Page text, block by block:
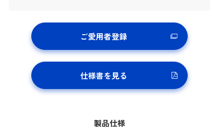
ご愛用者登録
仕様書を見る
製品仕様